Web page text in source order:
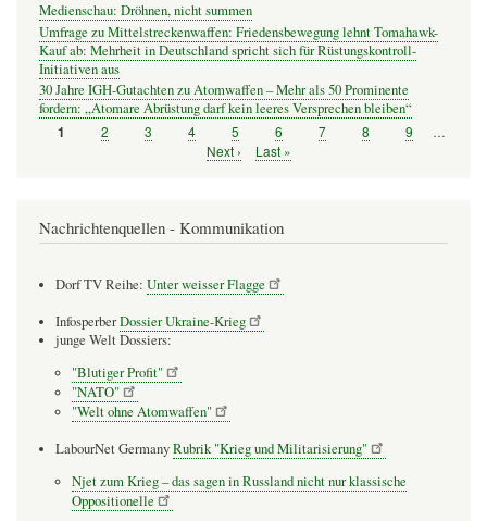
Medienschau: Dröhnen, nicht summen
Umfrage zu Mittelstreckenwaffen: Friedensbewegung lehnt Tomahawk-
Kauf ab: Mehrheit in Deutschland spricht sich für Rüstungskontroll-
Initiativen aus
30 Jahre IGH-Gutachten zu Atomwaffen – Mehr als 50 Prominente
fordern: „Atomare Abrüstung darf kein leeres Versprechen bleiben“
Seitennummerierung
Seite
1 Seite
2 Seite
3 Seite
4 Seite
5 Seite
6 Seite
7 Seite
8 Seite
9
…
Nächste
Next ›
Letzte
Last »
Nachrichtenquellen - Kommunikation
Dorf TV Reihe: Unter weisser Flagge
InfosperberDossier Ukraine-Krieg
junge Welt Dossiers:
"Blutiger Profit"
"NATO"
"Welt ohne Atomwaffen"
LabourNet GermanyRubrik "Krieg und Militarisierung"
Njet zum Krieg – das sagen in Russland nicht nur klassische
Oppositionelle